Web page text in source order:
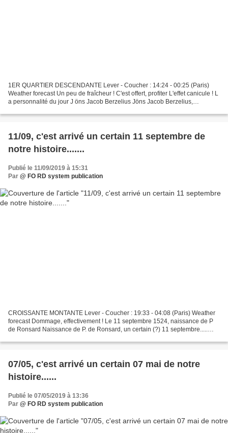
1ER QUARTIER DESCENDANTE Lever - Coucher : 14:24 - 00:25 (Paris)
Weather forecast Un peu de fraîcheur ! C'est offert, profiter L'effet canicule ! L
a personnalité du jour J öns Jacob Berzelius Jöns Jacob Berzelius,
11/09, c'est arrivé un certain 11 septembre de
notre histoire.......
Publié le 11/09/2019 à 15:31
Par @ FO RD system publication
CROISSANTE MONTANTE Lever - Coucher : 19:33 - 04:08 (Paris) Weather
forecast Dommage, effectivement ! Le 11 septembre 1524, naissance de P
de Ronsard Naissance de P. de Ronsard, un certain (?) 11 septembre.....
07/05, c'est arrivé un certain 07 mai de notre
histoire......
Publié le 07/05/2019 à 13:36
Par @ FO RD system publication